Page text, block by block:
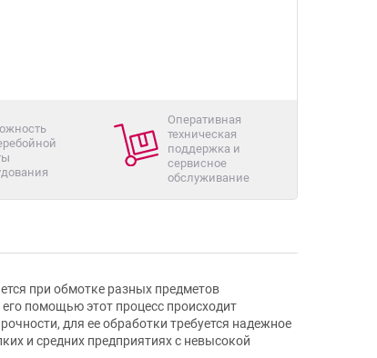
Оперативная
техническая
поддержка и
сервисное
обслуживание
при обмотке разных предметов
помощью этот процесс происходит
для ее обработки требуется надежное
и средних предприятиях с невысокой